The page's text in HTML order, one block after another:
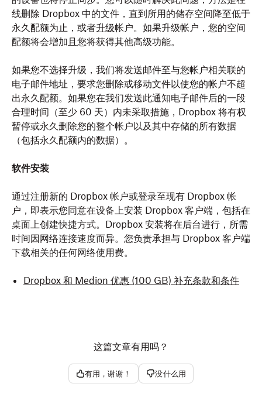
线删除 Dropbox 中的文件，直到所用的储存空间降至低于
永久配额为止，或者升级帐户。如果升级帐户，您的空间
配额将会增加且您将获得其他高级功能。
如果您不选择升级，我们将发送邮件至与您帐户相关联的
电子邮件地址，要求您删除或移动文件以使您的帐户不超
出永久配额。如果您在我们发送此通知电子邮件后的一段
合理时间（至少 60 天）内未采取措施，Dropbox 将有权
暂停或永久删除您的整个帐户以及其中存储的所有数据
（包括永久配额内的数据）。
软件安装
通过注册新的 Dropbox 帐户或登录至现有 Dropbox 帐
户，即表示您同意在设备上安装 Dropbox 客户端，包括在
桌面上创建快捷方式。Dropbox 安装将在后台进行，所需
时间因网络连接速度而异。您负责承担与 Dropbox 客户端
下载相关的任何网络使用费。
Dropbox 和 Medion 优惠 (100 GB) 补充条款和条件
这篇文章有用吗？
有用，谢谢！ 没什么用